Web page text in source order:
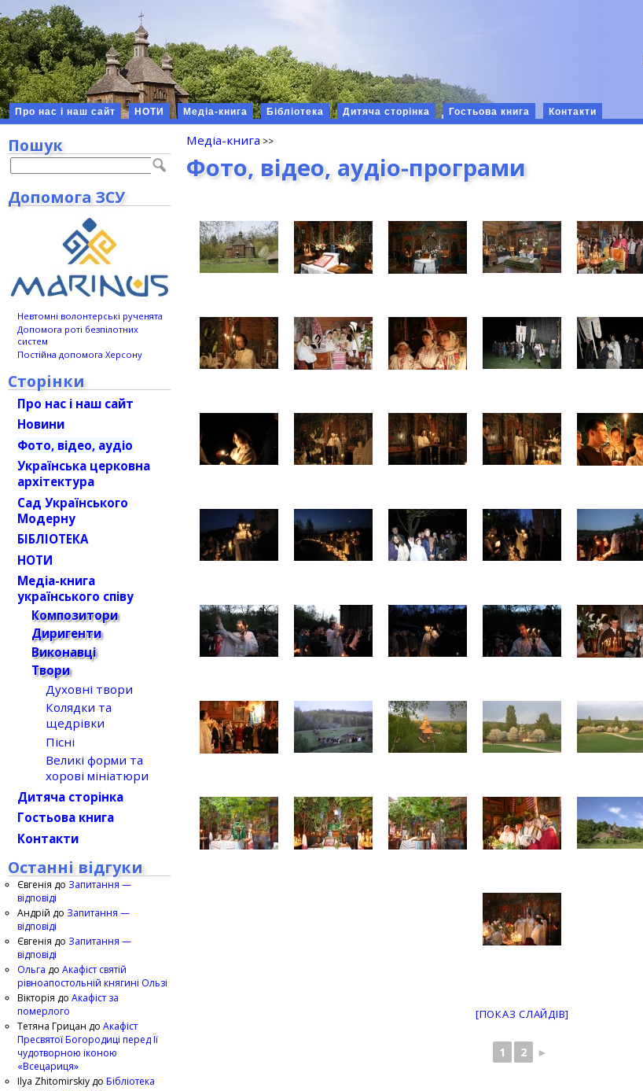
Про нас і наш сайт НОТИ Медіа-книга Бібліотека Дитяча сторінка Гостьова книга Контакти
Медіа-книга
Фото, відео, аудіо-програми
[ПОКАЗ СЛАЙДІВ]
1 2 ►
Пошук
Допомога ЗСУ
Невтомні волонтерські рученята
Допомога роті безпілотних
систем
Постійна допомога Херсону
Сторінки
Про нас і наш сайт
Новини
Фото, відео, аудіо
Українська церковна
архітектура
Сад Українського
Модерну
БІБЛІОТЕКА
НОТИ
Медіа-книга
українського співу
Композитори
Диригенти
Виконавці
Твори
Духовні твори
Колядки та
щедрівки
Пісні
Великі форми та
хорові мініатюри
Дитяча сторінка
Гостьова книга
Контакти
Останні відгуки
Євгенія до Запитання —
відповіді
Андрій до Запитання —
відповіді
Євгенія до Запитання —
відповіді
Ольга до Акафіст святій
рівноапостольній княгині Ользі
Вікторія до Акафіст за
померлого
Тетяна Грицан до Акафіст
Пресвятої Богородиці перед Її
чудотворною іконою
«Всецариця»
Ilya Zhitomirskiy до Бібліотека